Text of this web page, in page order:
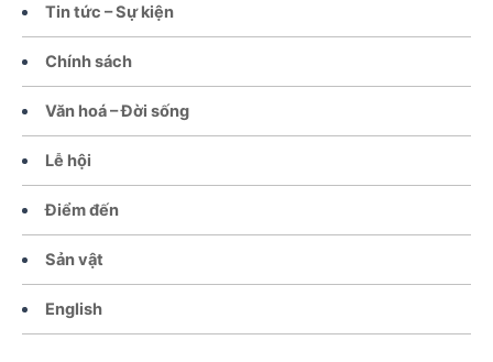
Tin tức – Sự kiện
Chính sách
Văn hoá – Đời sống
Lễ hội
Điểm đến
Sản vật
English